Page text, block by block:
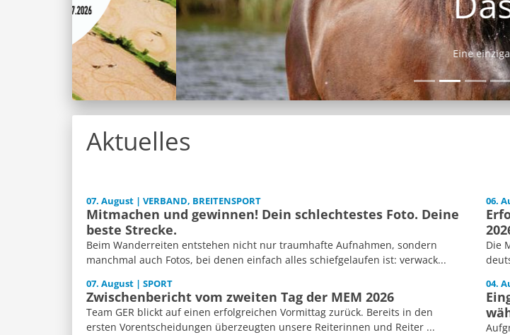
Eine einzigartige und äußerst
Aktuelles
07. August | VERBAND, BREITENSPORT
Mitmachen und gewinnen! Dein schlechtestes Foto. Deine
beste Strecke.
Beim Wanderreiten entstehen nicht nur traumhafte Aufnahmen, sondern
manchmal auch Fotos, bei denen einfach alles schiefgelaufen ist: verwack...
07. August | SPORT
Zwischenbericht vom zweiten Tag der MEM 2026
Team GER blickt auf einen erfolgreichen Vormittag zurück. Bereits in den
ersten Vorentscheidungen überzeugten unsere Reiterinnen und Reiter ...
06.
Die
04.